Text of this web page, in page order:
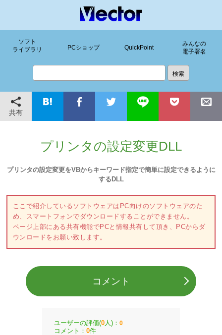
ソフト
ライブラリ
PCショップ QuickPoint
みんなの
電子署名
共有
プリンタの設定変更DLL
プリンタの設定変更をVBからキーワード指定で簡単に設定できるように
するDLL
ここで紹介しているソフトウェアはPC向けのソフトウェアのた
め、スマートフォンでダウンロードすることができません。
ページ上部にある共有機能でPCと情報共有して頂き、PCからダ
ウンロードをお願い致します。
コメント
ユーザーの評価(0 人)： 0
コメント： 0件